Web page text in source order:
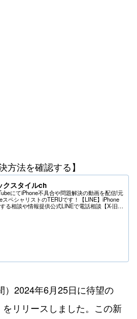
方法を確認する】
クスタイルch
にてiPhone不具合や問題解決の動画を配信!元
スペシャリストのTERUです！【LINE】iPhone
る相談や情報提供公式LINEで電話相談【X-旧
）2024年6月25日に待望の
リリースしました。この新